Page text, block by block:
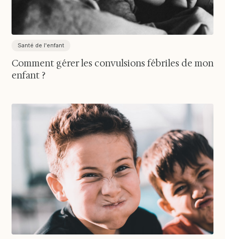
Santé de l'enfant
Comment gérer les convulsions fébriles de mon
enfant ?